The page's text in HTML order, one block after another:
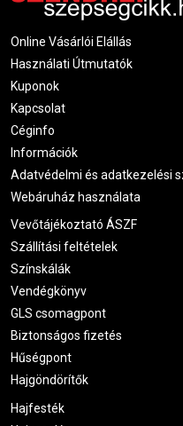
Online Vásárlói Elállás
Használati Útmutatók
Kuponok
Kapcsolat
Céginfo
Információk
Adatvédelmi és adatkezelési
Webáruház használata
Vevőtájékoztató ÁSZF
Szállítási feltételek
Színskálák
Vendégkönyv
GLS csomagpont
Biztonságos fizetés
Hűségpont
Hajgöndörítők
Hajfesték